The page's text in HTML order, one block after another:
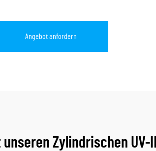
Angebot anfordern
Zylindrischen